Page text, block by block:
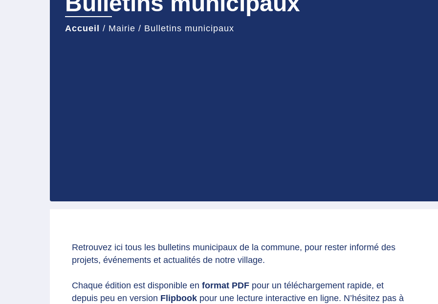
Accueil / Mairie / Bulletins municipaux
Retrouvez ici tous les bulletins municipaux de la commune, pour rester informé des
projets, événements et actualités de notre village.
Chaque édition est disponible en format PDF pour un téléchargement rapide, et
depuis peu en version Flipbook pour une lecture interactive en ligne. N’hésitez pas à